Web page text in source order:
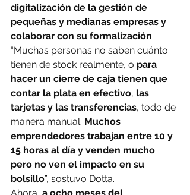
digitalización de la gestión de
pequeñas y medianas empresas y
colaborar con su formalización.
“Muchas personas no saben cuánto
tienen de stock realmente, o para
hacer un cierre de caja tienen que
contar la plata en efectivo, las
tarjetas y las transferencias, todo de
manera manual. Muchos
emprendedores trabajan entre 10 y
15 horas al día y venden mucho
pero no ven el impacto en su
bolsillo”, sostuvo Dotta.